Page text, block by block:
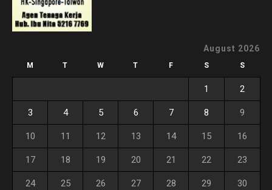
August 2026
M T W T F S S
1 2
3 4 5 6 7 8 9
10 11 12 13 14 15 16
17 18 19 20 21 22 23
24 25 26 27 28 29 30